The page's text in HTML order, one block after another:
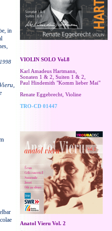
in
VIOLIN SOLO Vol.8
Karl Amadeus Hartmann,
Sonaten 1 & 2, Suiten 1 & 2,
Paul Hindemith "Komm lieber Mai"
Renate Eggebrecht, Violine
TRO-CD 01447
Anatol Vieru Vol. 2